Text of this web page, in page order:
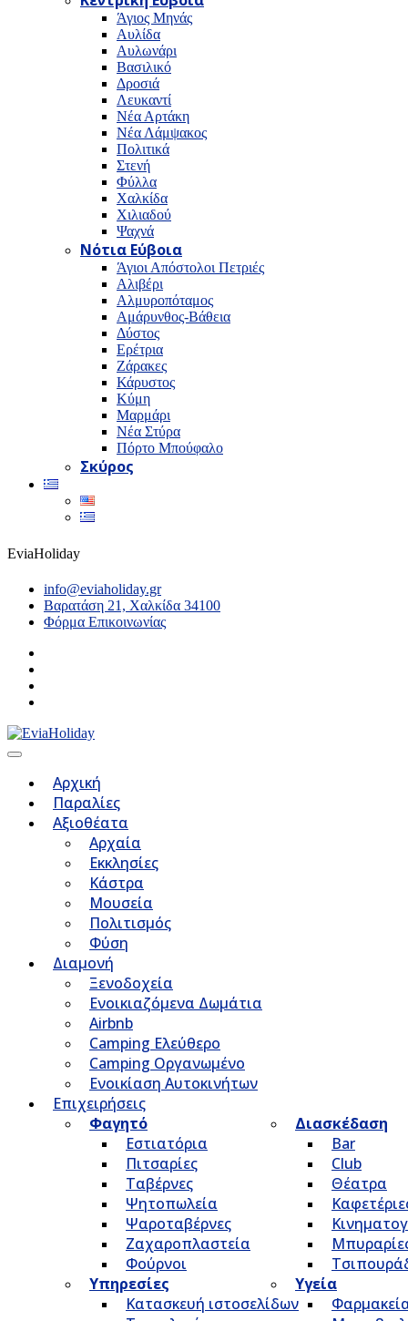
Άγιος Μηνάς
Αυλίδα
Αυλωνάρι
Βασιλικό
Δροσιά
Λευκαντί
Νέα Αρτάκη
Νέα Λάμψακος
Πολιτικά
Στενή
Φύλλα
Χαλκίδα
Χιλιαδού
Ψαχνά
Νότια Εύβοια
Άγιοι Απόστολοι Πετριές
Αλιβέρι
Αλμυροπόταμος
Αμάρυνθος-Βάθεια
Δύστος
Ερέτρια
Ζάρακες
Κάρυστος
Κύμη
Μαρμάρι
Νέα Στύρα
Πόρτο Μπούφαλο
Σκύρος
EviaHoliday
info@eviaholiday.gr
Βαρατάση 21, Χαλκίδα 34100
Φόρμα Επικοινωνίας
Αρχική
Παραλίες
Αξιοθέατα
Αρχαία
Εκκλησίες
Κάστρα
Μουσεία
Πολιτισμός
Φύση
Διαμονή
Ξενοδοχεία
Ενοικιαζόμενα Δωμάτια
Airbnb
Camping Ελεύθερο
Camping Οργανωμένο
Ενοικίαση Αυτοκινήτων
Επιχειρήσεις
Φαγητό
Εστιατόρια
Πιτσαρίες
Ταβέρνες
Ψητοπωλεία
Ψαροταβέρνες
Ζαχαροπλαστεία
Φούρνοι
Διασκέδαση
Bar
Club
Θέατρα
Υπηρεσίες
Κατασκευή ιστοσελίδων
Υγεία